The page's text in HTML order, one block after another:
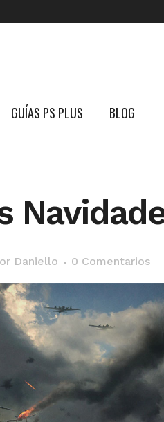
GUÍAS PS PLUS BLOG
Daniello 0 Comentarios